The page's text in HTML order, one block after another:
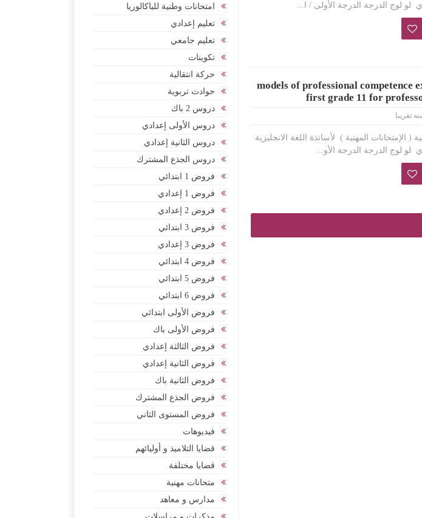
لو لوج الدرجة الدرجة الأولى / ا...
models of professional competence
first grade 11 for
( الإمتحانات المهنية ) لأساتذة اللغة الانجليزية
لو لوج الدرجة الدرجة الأو...
امتحانات وطنية للباكالوريا
تعليم إعدادي
تعليم جامعي
تكوينات
حركة انتقالية
حوادث تربوية
دروس 2 باك
دروس الأولى إعدادي
دروس الثانية إعدادي
دروس الجذع المشترك
فروض 1 ابتدائي
فروض 1 إعدادي
فروض 2 إعدادي
فروض 3 ابتدائي
فروض 3 إعدادي
فروض 4 ابتدائي
فروض 5 ابتدائي
فروض 6 ابتدائي
فروض الأولى ابتدائي
فروض الأولى باك
فروض الثالثة إعدادي
فروض الثانية إعدادي
فروض الثانية باك
فروض الجذع المشترك
فروض المستوى الثاني
فيديوهات
قضايا التلاميذ و أوليائهم
قضايا مختلفة
متحانات مهنية
مدارس و معاهد